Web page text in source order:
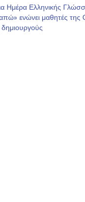
Ημέρα Ελληνικής
ενώνει μαθητές της